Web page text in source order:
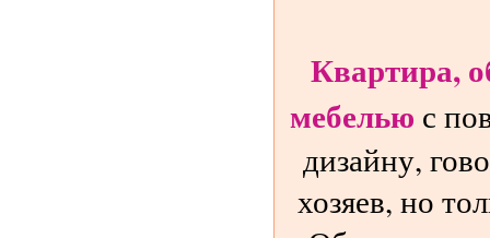
Квартира,
мебелью с
дизайну,
хозяев, но